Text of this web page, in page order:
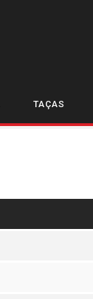
TAÇAS